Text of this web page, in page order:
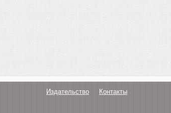
Издательство Контакты